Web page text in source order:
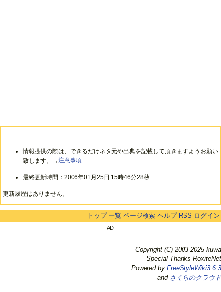
情報提供の際は、できるだけネタ元や出典を記載して頂きますようお願い
致します。→注意事項
最終更新時間：2006年01月25日 15時46分28秒
更新履歴はありません。
トップ 一覧 ページ検索 ヘルプ RSS ログイン
- AD -
Copyright (C) 2003-2025 kuwa
Special Thanks RoxiteNet
Powered by FreeStyleWiki3.6.3
and さくらのクラウド